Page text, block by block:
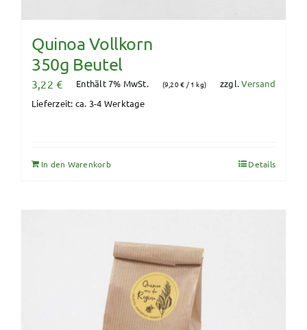
Quinoa Vollkorn
350g Beutel
3,22€ Enthält 7% MwSt. (9,20€ / 1 kg) zzgl.Versand
Lieferzeit: ca. 3-4 Werktage
In den Warenkorb Details